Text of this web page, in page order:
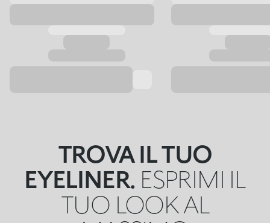
TROVA IL TUO
EYELINER. ESPRIMI IL
TUO LOOK AL